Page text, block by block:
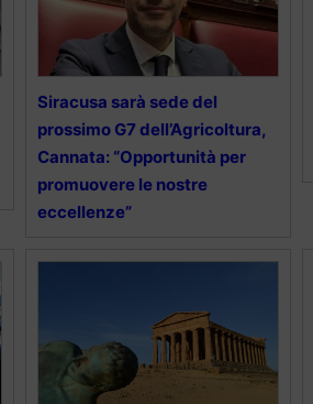
Siracusa sarà sede del
prossimo G7 dell’Agricoltura,
Cannata: “Opportunità per
promuovere le nostre
eccellenze”